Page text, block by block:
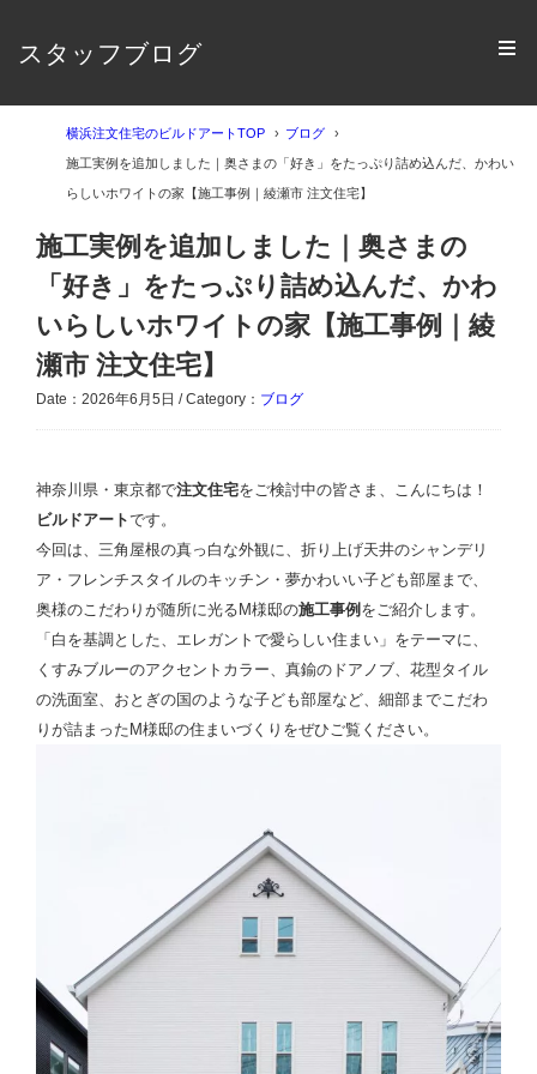
スタッフブログ
横浜注文住宅のビルドアートTOP ブログ
施工実例を追加しました｜奥さまの「好き」をたっぷり詰め込んだ、かわい
らしいホワイトの家【施工事例｜綾瀬市 注文住宅】
施工実例を追加しました｜奥さまの
「好き」をたっぷり詰め込んだ、かわ
いらしいホワイトの家【施工事例｜綾
瀬市 注文住宅】
Date：2026年6月5日 / Category： ブログ
神奈川県・東京都で注文住宅をご検討中の皆さま、こんにちは！
ビルドアートです。
今回は、三角屋根の真っ白な外観に、折り上げ天井のシャンデリ
ア・フレンチスタイルのキッチン・夢かわいい子ども部屋まで、
奥様のこだわりが随所に光るM様邸の施工事例 をご紹介します。
「白を基調とした、エレガントで愛らしい住まい」をテーマに、
くすみブルーのアクセントカラー、真鍮のドアノブ、花型タイル
の洗面室、おとぎの国のような子ども部屋など、細部までこだわ
りが詰まったM様邸の住まいづくりをぜひご覧ください。